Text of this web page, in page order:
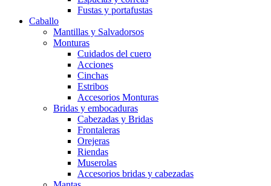
Fustas y portafustas
Caballo
Mantillas y Salvadorsos
Monturas
Cuidados del cuero
Acciones
Cinchas
Estribos
Accesorios Monturas
Bridas y embocaduras
Cabezadas y Bridas
Frontaleras
Orejeras
Riendas
Muserolas
Accesorios bridas y cabezadas